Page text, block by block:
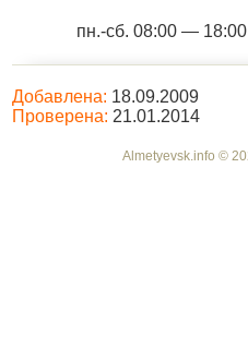
пн.-сб. 08:00 —
Добавлена: 18.09.2009
Проверена: 21.01.2014
Almetyevsk.info ©